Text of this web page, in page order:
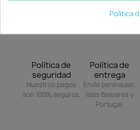
Política de
seguridad
Nuestros pagos
son 100% seguros.
Política de
entrega
Envío peninsular,
Islas Baleares y
Portugal.
Política